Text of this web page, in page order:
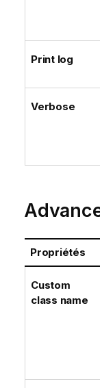
Print log
Verbose
Propriétés
Custom
class name